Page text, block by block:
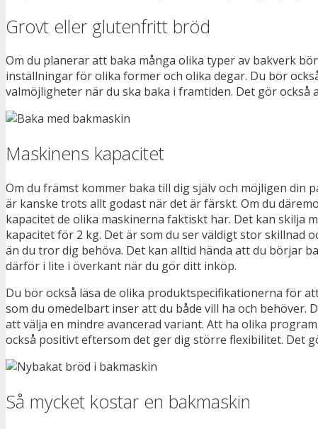
Grovt eller glutenfritt bröd
Om du planerar att baka många olika typer av bakverk
inställningar för olika former och olika degar. Du bör
valmöjligheter när du ska baka i framtiden. Det gör
Maskinens kapacitet
Om du främst kommer baka till dig själv och möjligen din
är kanske trots allt godast när det är färskt. Om du
kapacitet de olika maskinerna faktiskt har. Det kan skilja
kapacitet för 2 kg. Det är som du ser väldigt stor skillnad
än du tror dig behöva. Det kan alltid hända att du börjar
därför i lite i överkant när du gör ditt inköp.
Du bör också läsa de olika produktspecifikationerna för
som du omedelbart inser att du både vill ha och
att välja en mindre avancerad variant. Att ha olika
också positivt eftersom det ger dig större flexibilitet. Det
Så mycket kostar en bakmaskin